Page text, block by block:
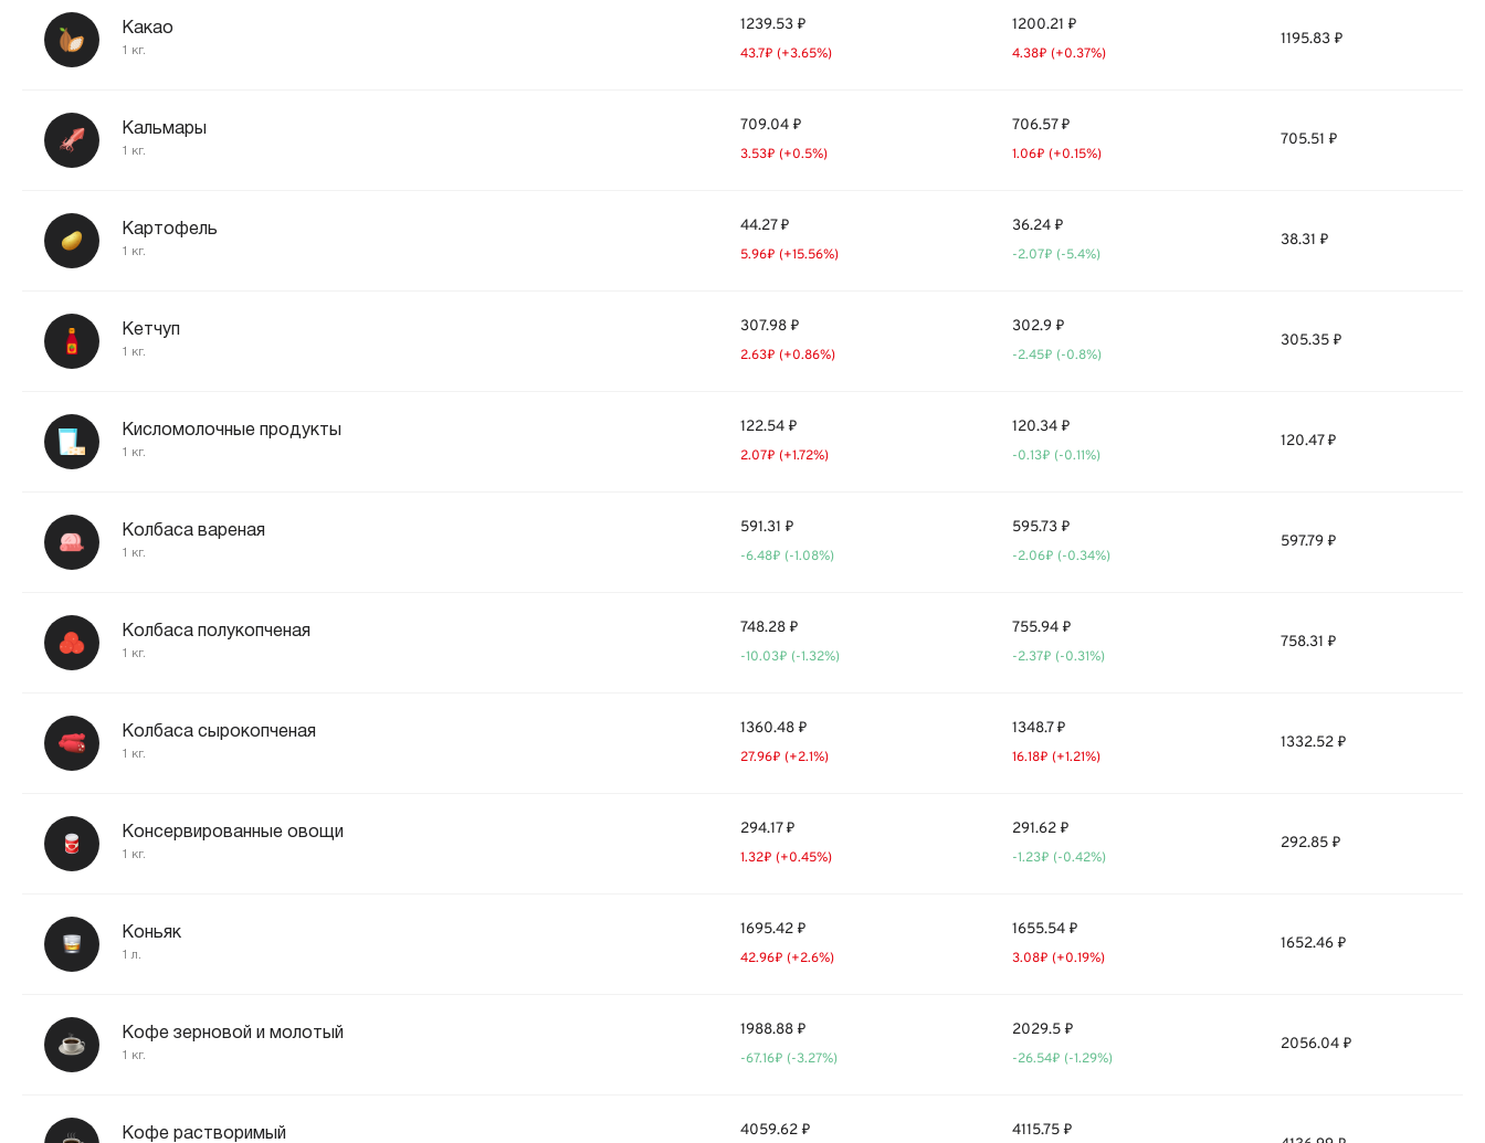
Какао
1 кг.
1239.53 ₽
43.7₽ (+3.65%)
1200.21 ₽
4.38₽ (+0.37%)
1195.83 ₽
Кальмары
1 кг.
709.04 ₽
3.53₽ (+0.5%)
706.57 ₽
1.06₽ (+0.15%)
705.51 ₽
Картофель
1 кг.
44.27 ₽
5.96₽ (+15.56%)
36.24 ₽
-2.07₽ (-5.4%)
38.31 ₽
Кетчуп
1 кг.
307.98 ₽
2.63₽ (+0.86%)
302.9 ₽
-2.45₽ (-0.8%)
305.35 ₽
Кисломолочные продукты
1 кг.
122.54 ₽
2.07₽ (+1.72%)
120.34 ₽
-0.13₽ (-0.11%)
120.47 ₽
Колбаса вареная
1 кг.
591.31 ₽
-6.48₽ (-1.08%)
595.73 ₽
-2.06₽ (-0.34%)
597.79 ₽
Колбаса полукопченая
1 кг.
748.28 ₽
-10.03₽ (-1.32%)
755.94 ₽
-2.37₽ (-0.31%)
758.31 ₽
Колбаса сырокопченая
1 кг.
1360.48 ₽
27.96₽ (+2.1%)
1348.7 ₽
16.18₽ (+1.21%)
1332.52 ₽
Консервированные овощи
1 кг.
294.17 ₽
1.32₽ (+0.45%)
291.62 ₽
-1.23₽ (-0.42%)
292.85 ₽
Коньяк
1 л.
1695.42 ₽
42.96₽ (+2.6%)
1655.54 ₽
3.08₽ (+0.19%)
1652.46 ₽
Кофе зерновой и молотый
1 кг.
1988.88 ₽
-67.16₽ (-3.27%)
2029.5 ₽
-26.54₽ (-1.29%)
2056.04 ₽
Кофе растворимый 4059.62 ₽ 4115.75 ₽